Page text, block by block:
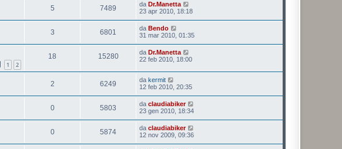
5 7489 da Dr.Manetta
23 apr 2010, 18:18
3 6801 da Bendo
31 mar 2010, 01:35
1 2
18 15280 da Dr.Manetta
22 feb 2010, 18:00
2 6249 da kermit
12 feb 2010, 20:35
0 5803 da claudiabiker
23 gen 2010, 18:34
0 5874 da claudiabiker
12 nov 2009, 09:36